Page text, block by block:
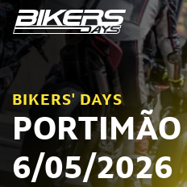
BIKERS' DAYS
6/05/2026